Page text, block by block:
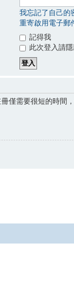
我忘記了自己的
重寄啟用電子郵
記得我
此次登入請
僅需要很短的時間